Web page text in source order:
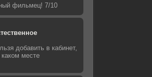
фильмец! 7/10
добавить в кабинет,
месте